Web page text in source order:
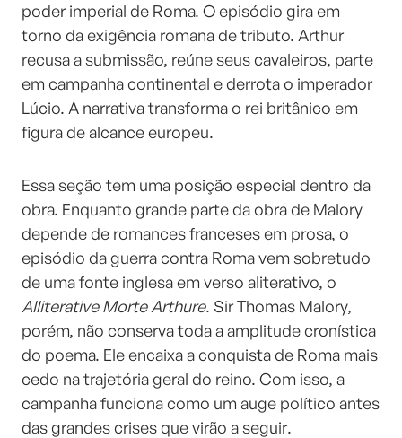
poder imperial de Roma. O episódio gira em
torno da exigência romana de tributo. Arthur
recusa a submissão, reúne seus cavaleiros, parte
em campanha continental e derrota o imperador
Lúcio. A narrativa transforma o rei britânico em
figura de alcance europeu.
Essa seção tem uma posição especial dentro da
obra. Enquanto grande parte da obra de Malory
depende de romances franceses em prosa, o
episódio da guerra contra Roma vem sobretudo
de uma fonte inglesa em verso aliterativo, o
Alliterative Morte Arthure. Sir Thomas Malory,
porém, não conserva toda a amplitude cronística
do poema. Ele encaixa a conquista de Roma mais
cedo na trajetória geral do reino. Com isso, a
campanha funciona como um auge político antes
das grandes crises que virão a seguir.